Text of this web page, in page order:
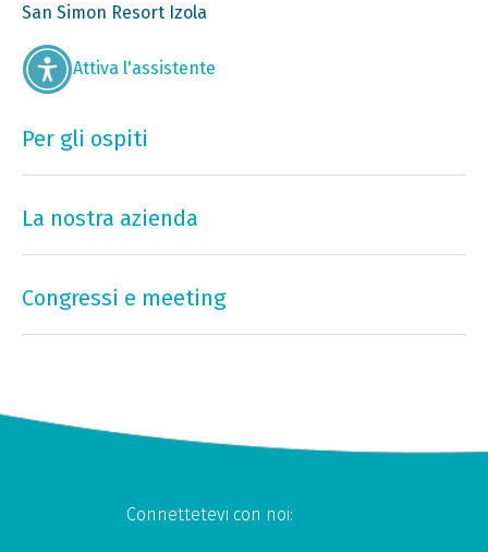
San Simon Resort Izola
Attiva l'assistente
Per gli ospiti
La nostra azienda
Congressi e meeting
Connettetevi con noi: